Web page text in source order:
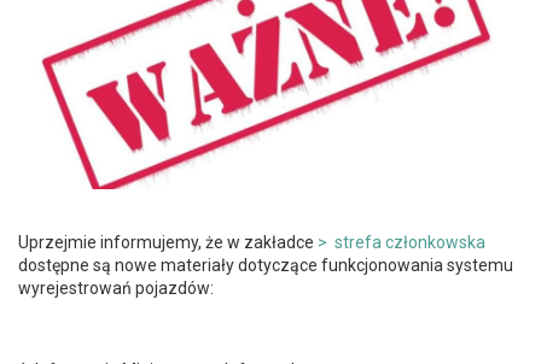
Uprzejmie informujemy, że w zakładce > strefa członkowska
dostępne są nowe materiały dotyczące funkcjonowania systemu
wyrejestrowań pojazdów: